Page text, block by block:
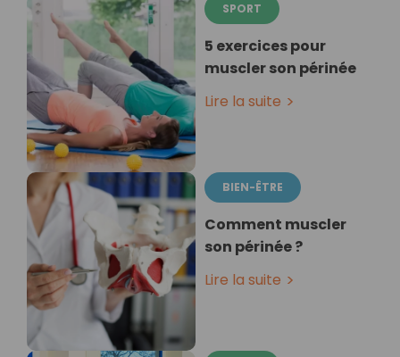
SPORT
5 exercices pour
muscler son périnée
Lire la suite
BIEN-ÊTRE
Comment muscler
son périnée ?
Lire la suite